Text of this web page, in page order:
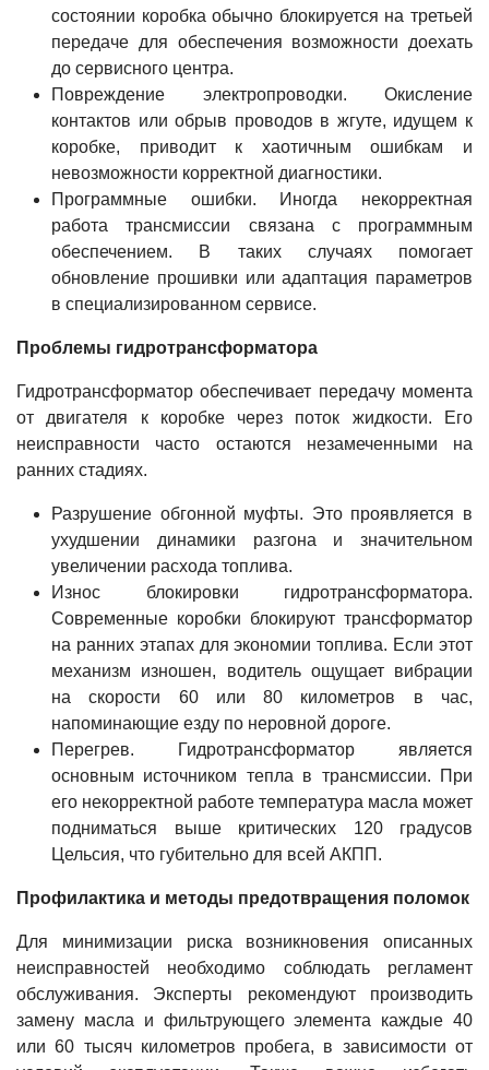
состоянии коробка обычно блокируется на третьей
передаче для обеспечения возможности доехать
до сервисного центра.
Повреждение электропроводки. Окисление
контактов или обрыв проводов в жгуте, идущем к
коробке, приводит к хаотичным ошибкам и
невозможности корректной диагностики.
Программные ошибки. Иногда некорректная
работа трансмиссии связана с программным
обеспечением. В таких случаях помогает
обновление прошивки или адаптация параметров
в специализированном сервисе.
Проблемы гидротрансформатора
Гидротрансформатор обеспечивает передачу момента
от двигателя к коробке через поток жидкости. Его
неисправности часто остаются незамеченными на
ранних стадиях.
Разрушение обгонной муфты. Это проявляется в
ухудшении динамики разгона и значительном
увеличении расхода топлива.
Износ блокировки гидротрансформатора.
Современные коробки блокируют трансформатор
на ранних этапах для экономии топлива. Если этот
механизм изношен, водитель ощущает вибрации
на скорости 60 или 80 километров в час,
напоминающие езду по неровной дороге.
Перегрев. Гидротрансформатор является
основным источником тепла в трансмиссии. При
его некорректной работе температура масла может
подниматься выше критических 120 градусов
Цельсия, что губительно для всей АКПП.
Профилактика и методы предотвращения поломок
Для минимизации риска возникновения описанных
неисправностей необходимо соблюдать регламент
обслуживания. Эксперты рекомендуют производить
замену масла и фильтрующего элемента каждые 40
или 60 тысяч километров пробега, в зависимости от